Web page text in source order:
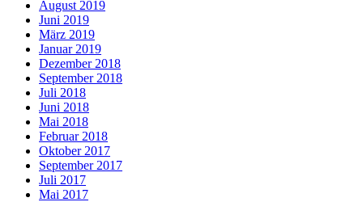
August 2019
Juni 2019
März 2019
Januar 2019
Dezember 2018
September 2018
Juli 2018
Juni 2018
Mai 2018
Februar 2018
Oktober 2017
September 2017
Juli 2017
Mai 2017